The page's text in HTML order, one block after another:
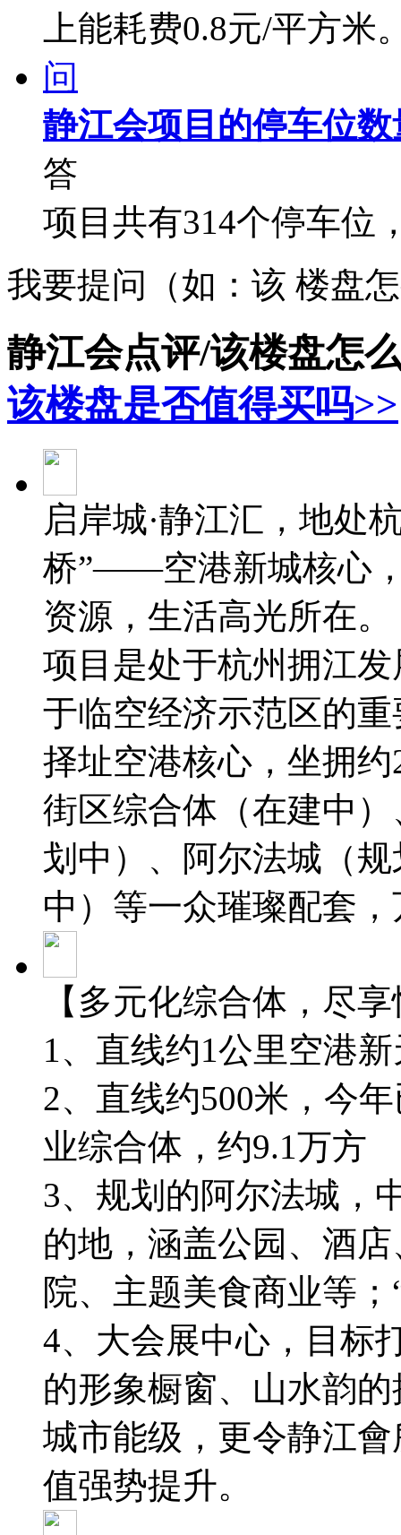
上能耗费0.8元/平方米
问
静江会项目的停车位
答
项目共有314个停车位
我要提问（如：该 楼盘
静江会点评/该楼盘怎
该楼盘是否值得买吗>>
启岸城·静江汇，地处
桥”——空港新城核心
资源，生活高光所在。
项目是处于杭州拥江
于临空经济示范区的
择址空港核心，坐拥
街区综合体（在建中
划中）、阿尔法城（
中）等一众璀璨配套
【多元化综合体，尽
1、直线约1公里空港
2、直线约500米，今
业综合体，约9.1万方
3、规划的阿尔法城，
的地，涵盖公园、酒
院、主题美食商业等
4、大会展中心，目标
的形象橱窗、山水韵
城市能级，更令静江
值强势提升。